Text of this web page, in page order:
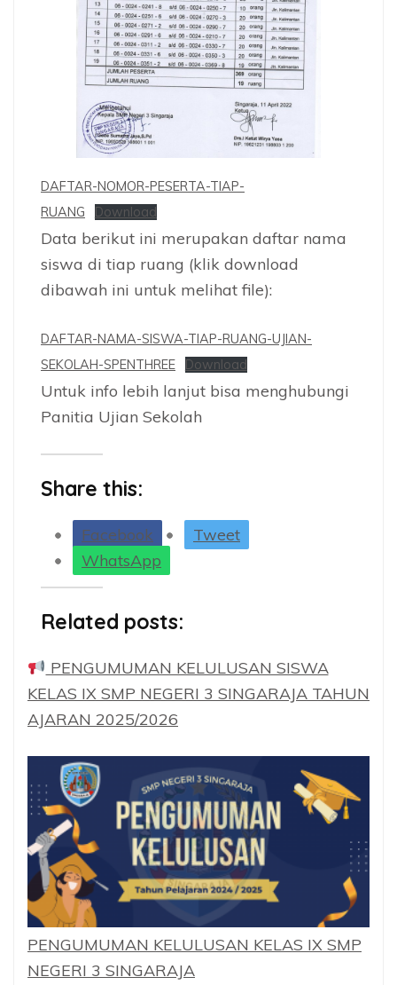
DAFTAR-NOMOR-PESERTA-TIAP-
RUANG
Download
Data berikut ini merupakan daftar nama
siswa di tiap ruang (klik download
dibawah ini untuk melihat file):
DAFTAR-NAMA-SISWA-TIAP-RUANG-UJIAN-
SEKOLAH-SPENTHREE
Download
Untuk info lebih lanjut bisa menghubungi
Panitia Ujian Sekolah
Share this:
Facebook
Tweet
WhatsApp
Related posts:
PENGUMUMAN KELULUSAN SISWA
KELAS IX SMP NEGERI 3 SINGARAJA TAHUN
AJARAN 2025/2026
PENGUMUMAN KELULUSAN KELAS IX SMP
NEGERI 3 SINGARAJA